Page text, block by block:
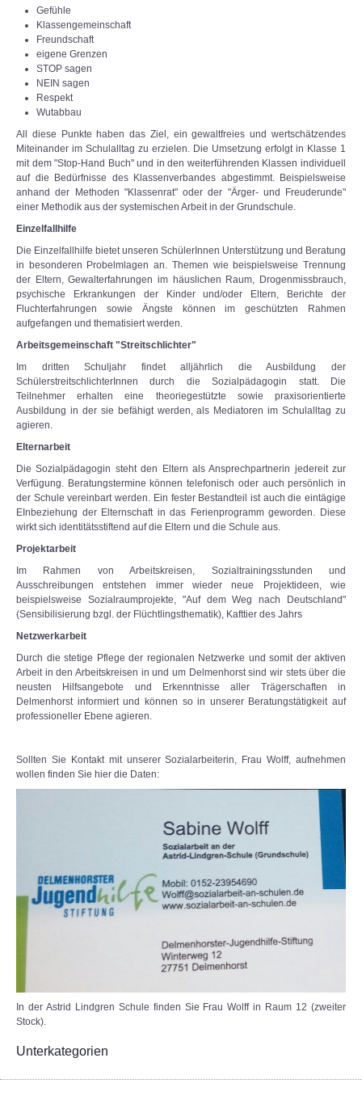
Gefühle
Klassengemeinschaft
Freundschaft
eigene Grenzen
STOP sagen
NEIN sagen
Respekt
Wutabbau
All diese Punkte haben das Ziel, ein gewaltfreies und wertschätzendes
Miteinander im Schulalltag zu erzielen. Die Umsetzung erfolgt in Klasse 1
mit dem "Stop-Hand Buch" und in den weiterführenden Klassen individuell
auf die Bedürfnisse des Klassenverbandes abgestimmt. Beispielsweise
anhand der Methoden "Klassenrat" oder der "Ärger- und Freuderunde"
einer Methodik aus der systemischen Arbeit in der Grundschule.
Einzelfallhilfe
Die Einzelfallhilfe bietet unseren SchülerInnen Unterstützung und Beratung
in besonderen Probelmlagen an. Themen wie beispielsweise Trennung
der Eltern, Gewalterfahrungen im häuslichen Raum, Drogenmissbrauch,
psychische Erkrankungen der Kinder und/oder Eltern, Berichte der
Fluchterfahrungen sowie Ängste können im geschützten Rahmen
aufgefangen und thematisiert werden.
Arbeitsgemeinschaft "Streitschlichter"
Im dritten Schuljahr findet alljährlich die Ausbildung der
SchülerstreitschlichterInnen durch die Sozialpädagogin statt. Die
Teilnehmer erhalten eine theoriegestützte sowie praxisorientierte
Ausbildung in der sie befähigt werden, als Mediatoren im Schulalltag zu
agieren.
Elternarbeit
Die Sozialpädagogin steht den Eltern als Ansprechpartnerin jedereit zur
Verfügung. Beratungstermine können telefonisch oder auch persönlich in
der Schule vereinbart werden. Ein fester Bestandteil ist auch die eintägige
EInbeziehung der Elternschaft in das Ferienprogramm geworden. Diese
wirkt sich identitätsstiftend auf die Eltern und die Schule aus.
Projektarbeit
Im Rahmen von Arbeitskreisen, Sozialtrainingsstunden und
Ausschreibungen entstehen immer wieder neue Projektideen, wie
beispielsweise Sozialraumprojekte, "Auf dem Weg nach Deutschland"
(Sensibilisierung bzgl. der Flüchtlingsthematik), Kafttier des Jahrs
Netzwerkarbeit
Durch die stetige Pflege der regionalen Netzwerke und somit der aktiven
Arbeit in den Arbeitskreisen in und um Delmenhorst sind wir stets über die
neusten Hilfsangebote und Erkenntnisse aller Trägerschaften in
Delmenhorst informiert und können so in unserer Beratungstätigkeit auf
professioneller Ebene agieren.
Sollten Sie Kontakt mit unserer Sozialarbeiterin, Frau Wolff, aufnehmen
wollen finden Sie hier die Daten:
In der Astrid Lindgren Schule finden Sie Frau Wolff in Raum 12 (zweiter
Stock).
Unterkategorien